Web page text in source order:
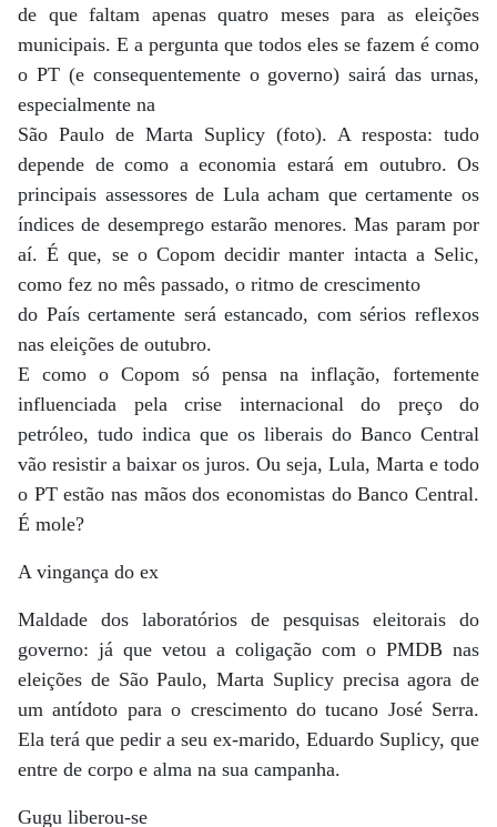
de que faltam apenas quatro meses para as eleições
municipais. E a pergunta que todos eles se fazem é como
o PT (e consequentemente o governo) sairá das urnas,
especialmente na
São Paulo de Marta Suplicy (foto). A resposta: tudo
depende de como a economia estará em outubro. Os
principais assessores de Lula acham que certamente os
índices de desemprego estarão menores. Mas param por
aí. É que, se o Copom decidir manter intacta a Selic,
como fez no mês passado, o ritmo de crescimento
do País certamente será estancado, com sérios reflexos
nas eleições de outubro.
E como o Copom só pensa na inflação, fortemente
influenciada pela crise internacional do preço do
petróleo, tudo indica que os liberais do Banco Central
vão resistir a baixar os juros. Ou seja, Lula, Marta e todo
o PT estão nas mãos dos economistas do Banco Central.
É mole?
A vingança do ex
Maldade dos laboratórios de pesquisas eleitorais do
governo: já que vetou a coligação com o PMDB nas
eleições de São Paulo, Marta Suplicy precisa agora de
um antídoto para o crescimento do tucano José Serra.
Ela terá que pedir a seu ex-marido, Eduardo Suplicy, que
entre de corpo e alma na sua campanha.
Gugu liberou-se